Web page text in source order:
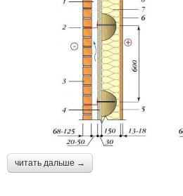
читать дальше →